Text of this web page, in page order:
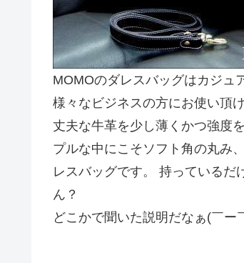
MOMOのダレスバッグはカジュ
様々なビジネスの方にお使い頂け
丈夫な牛革を少し薄くかつ強度
プルな中にこそソフト角の丸み
レスバッグです。 持っているだ
ん？
どこかで聞いた説明だなぁ(￣ー